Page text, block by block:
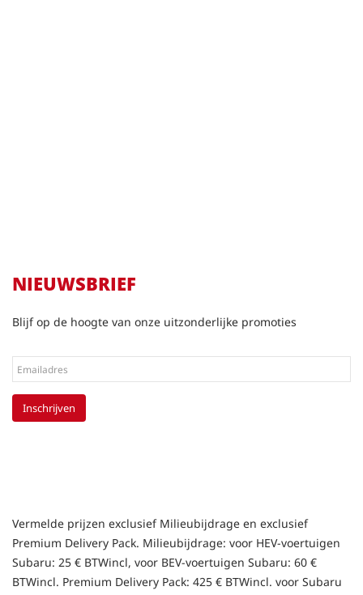
NIEUWSBRIEF
Blijf op de hoogte van onze uitzonderlijke promoties
Inschrijven
Vermelde prijzen exclusief Milieubijdrage en exclusief
Premium Delivery Pack. Milieubijdrage: voor HEV-voertuigen
Subaru: 25 € BTWincl, voor BEV-voertuigen Subaru: 60 €
BTWincl. Premium Delivery Pack: 425 € BTWincl. voor Subaru